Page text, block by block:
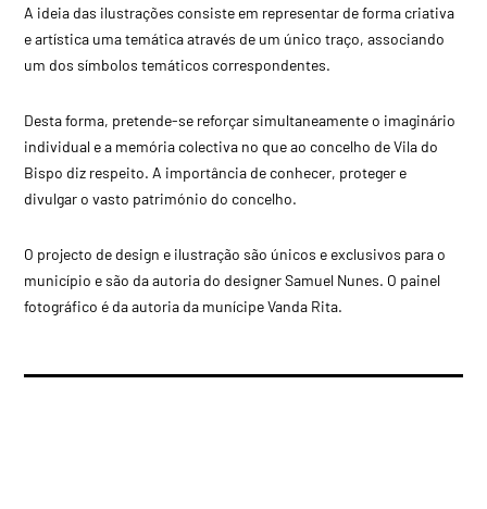
A ideia das ilustrações consiste em representar de forma criativa
e artística uma temática através de um único traço, associando
um dos símbolos temáticos correspondentes.
Desta forma, pretende-se reforçar simultaneamente o imaginário
individual e a memória colectiva no que ao concelho de Vila do
Bispo diz respeito. A importância de conhecer, proteger e
divulgar o vasto património do concelho.
O projecto de design e ilustração são únicos e exclusivos para o
município e são da autoria do designer Samuel Nunes. O painel
fotográfico é da autoria da munícipe Vanda Rita.